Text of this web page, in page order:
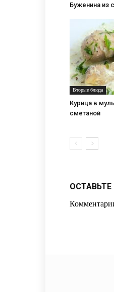
Буженина из
Вторые блюда
Курица в
сметаной
ОСТАВЬТЕ